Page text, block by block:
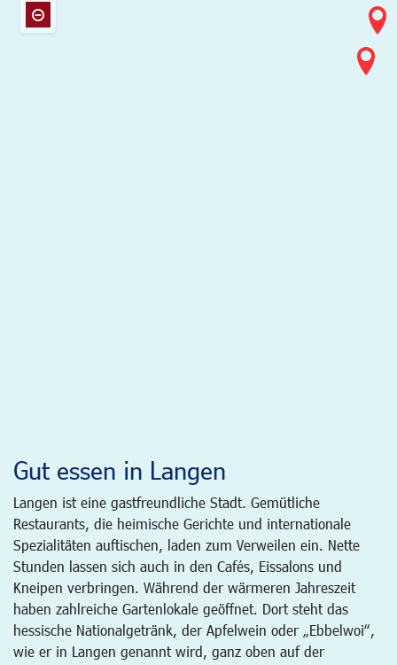
Gut essen in Langen
Langen ist eine gastfreundliche Stadt. Gemütliche
Restaurants, die heimische Gerichte und internationale
Spezialitäten auftischen, laden zum Verweilen ein. Nette
Stunden lassen sich auch in den Cafés, Eissalons und
Kneipen verbringen. Während der wärmeren Jahreszeit
haben zahlreiche Gartenlokale geöffnet. Dort steht das
hessische Nationalgetränk, der Apfelwein oder „Ebbelwoi“,
wie er in Langen genannt wird, ganz oben auf der